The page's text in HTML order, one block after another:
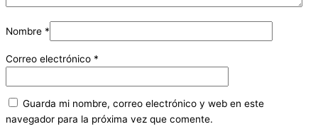
Nombre *
Correo electrónico *
Guarda mi nombre, correo electrónico y web en este
navegador para la próxima vez que comente.